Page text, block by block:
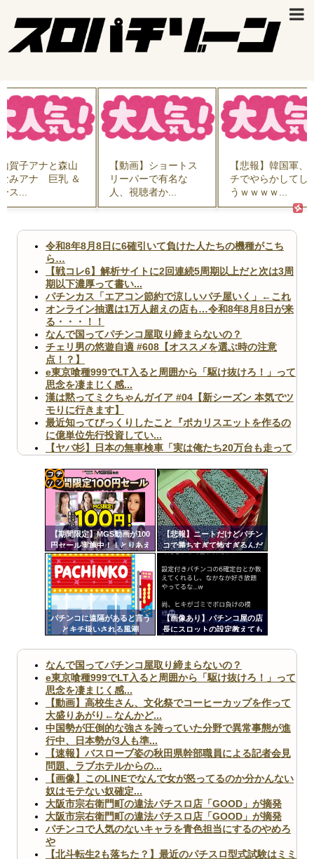
賀子アナと森山
みアナ 巨乳 ＆
ス...
【動画】ショートス
リーパーで有名な
人、視聴者か...
【悲報】韓国軍、
チでやらかしてし
うｗｗｗｗ...
令和8年8月8日に6確引いて負けた人たちの機種がこち
ら…
【戦コレ6】解析サイトに2回連続5周期以上だと次は3周
期以下濃厚って書い...
パチンカス「エアコン節約で涼しいパチ屋いく」←これ
オンライン抽選は1万人超えの店も…令和8年8月8日が来
る・・・！！
なんで国ってパチンコ屋取り締まらないの？
チェリ男の悠遊自適 #608【オススメを選ぶ時の注意
点！？】
e東京喰種999でLT入ると周囲から「駆け抜けろ！」って
思念を凄まじく感...
漢は黙ってミクちゃんガイア #04【新シーズン 本気でツ
モりに行きます】
最近知ってびっくりしたこと『ポカリスエットを作るの
に億単位先行投資してい...
【ヤバ杉】日本の無車検車「実は俺たち20万台も走って
【閲覧注意】俺が近くにいると機械が壊れるんだけどさ
【画像】ペプシコーラ社、「こういうのでいいんだよ」
な新商品を発売
Powered by livedoor 相互RSS
【期間限定】MGS動画が100
円セール実施中！！とりあえ
ず全部買うやろｗｗｗｗｗ
【悲報】ニートだけどパチン
コで勝ちすぎて怖すぎるんだ
けど…
パチンコに遠隔があると言う
とキチ扱いされる風潮
【画像あり】パチンコ屋の店
長にスロットの設定教えても
あるんだけど犯罪じゃない
の？
コテ
リン
- 固
定リ
ンク
自動
更新
ツー
なんで国ってパチンコ屋取り締まらないの？
e東京喰種999でLT入ると周囲から「駆け抜けろ！」って
思念を凄まじく感...
【動画】高校生さん、文化祭でコーヒーカップを作って
大盛りあがり←なんかど...
中国勢が圧倒的な強さを誇っていた分野で異常事態が進
行中、日本勢が3人も準...
【速報】バスローブ姿の秋田県幹部職員による記者会見
問題、ラブホテルからの...
【画像】このLINEでなんで女が怒ってるのか分かんない
奴はモテない奴確定...
大阪市宗右衛門町の違法パチスロ店「GOOD」が摘発
大阪市宗右衛門町の違法パチスロ店「GOOD」が摘発
パチンコで人気のないキャラを青色担当にするのやめろ
や
【北斗転生2も落ちた？】最近のパチスロ型式試験はミミ